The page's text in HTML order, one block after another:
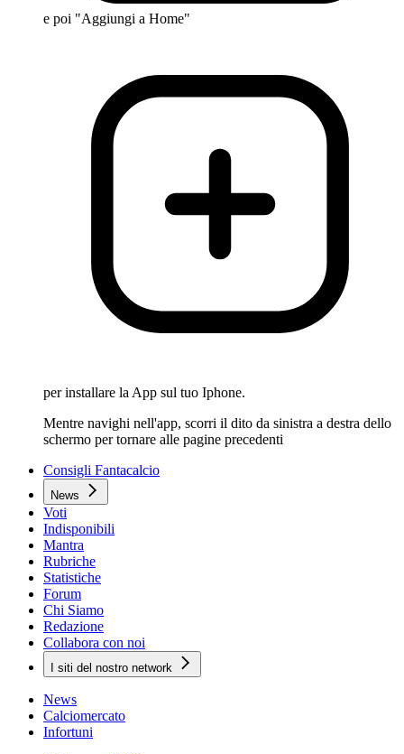
e poi "Aggiungi a Home"
per installare la App sul tuo Iphone.
Mentre navighi nell'app, scorri il dito da sinistra a destra dello
schermo per tornare alle pagine precedenti
Consigli Fantacalcio
News
Voti
Indisponibili
Mantra
Rubriche
Statistiche
Forum
Chi Siamo
Redazione
Collabora con noi
I siti del nostro network
News
Calciomercato
Infortuni